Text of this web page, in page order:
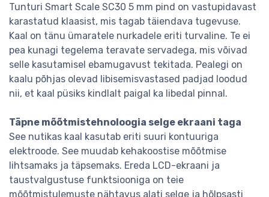
Tunturi Smart Scale SC30 5 mm pind on vastupidavast
karastatud klaasist, mis tagab täiendava tugevuse.
Kaal on tänu ümaratele nurkadele eriti turvaline. Te ei
pea kunagi tegelema teravate servadega, mis võivad
selle kasutamisel ebamugavust tekitada. Pealegi on
kaalu põhjas olevad libisemisvastased padjad loodud
nii, et kaal püsiks kindlalt paigal ka libedal pinnal.
Täpne mõõtmistehnoloogia selge ekraani taga
See nutikas kaal kasutab eriti suuri kontuuriga
elektroode. See muudab kehakoostise mõõtmise
lihtsamaks ja täpsemaks. Ereda LCD-ekraani ja
taustvalgustuse funktsiooniga on teie
mõõtmistulemuste nähtavus alati selge ja hõlpsasti